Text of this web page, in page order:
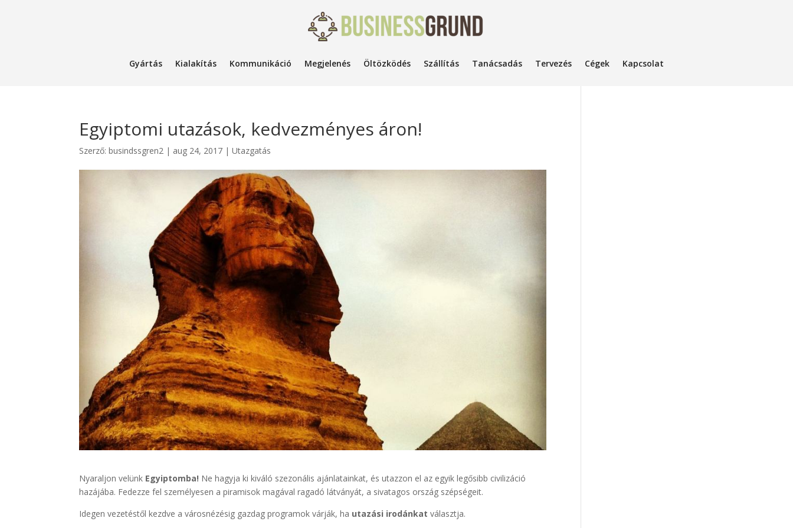
Gyártás Kialakítás Kommunikáció Megjelenés Öltözködés Szállítás Tanácsadás Tervezés Cégek Kapcsolat
Egyiptomi utazások, kedvezményes áron!
Szerző:busindssgren2 | aug 24, 2017 |Utazgatás
Nyaraljon velünk Egyiptomba! Ne hagyja ki kiváló szezonális ajánlatainkat, és utazzon el az egyik legősibb civilizáció
hazájába. Fedezze fel személyesen a piramisok magával ragadó látványát, a sivatagos ország szépségeit.
Idegen vezetéstől kezdve a városnézésig gazdag programok várják, ha utazási irodánkat választja.